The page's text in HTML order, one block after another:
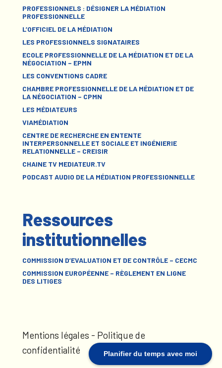
Planifier du temps avec moi
PROFESSIONNELS : DÉSIGNER LA MÉDIATION
PROFESSIONNELLE
L’OFFICIEL DE LA MÉDIATION
LES PROFESSIONNELS SIGNATAIRES
ECOLE PROFESSIONNELLE DE LA MÉDIATION ET DE LA
NÉGOCIATION – EPMN
LES CONVENTIONS CADRE
CHAMBRE PROFESSIONNELLE DE LA MÉDIATION ET DE
LA NÉGOCIATION – CPMN
LES MÉDIATEURS
VIAMÉDIATION
CENTRE DE RECHERCHE EN ENTENTE
INTERPERSONNELLE ET SOCIALE ET INGÉNIERIE
RELATIONNELLE – CREISIR
CHAINE TV MEDIATEUR.TV
PODCAST AUDIO DE LA MÉDIATION PROFESSIONNELLE
Ressources
institutionnelles
COMMISSION D’EVALUATION ET DE CONTRÔLE – CECMC
COMMISSION EUROPÉENNE – RÈGLEMENT EN LIGNE
DES LITIGES
Mentions légales - Politique de
confidentialité